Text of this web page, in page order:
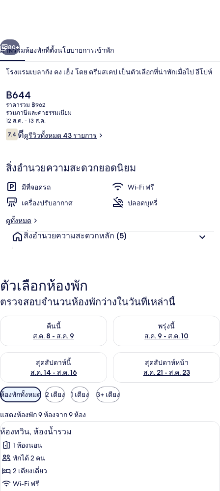
กัง
คง
เฮ็ง
โดย
ดรีมสเคป
า
ถัดไป
80+
ภาพรวมห้องพักที่ตั้งนโยบายการเข้าพัก
โรงแรมเบลากัง คง เฮ็ง โดย ดรีมสเคป เป็นตัวเลือกที่น่าพักเมื่อไป อีโปห์
ราคา
ปัจจุบัน
฿644
฿644
ราคารวม ฿962
รวมภาษีและค่าธรรมเนียม
12 ส.ค. - 13 ส.ค.
รีวิว
7.47.4 จาก 10
ดีดูรีวิวทั้งหมด 43 รายการ
สิ่งอำนวยความสะดวกยอดนิยม
มีที่จอดรถ
Wi-Fi ฟรี
เครื่องปรับอากาศ
ปลอดบุหรี่
ดูทั้งหมด
สิ่งอำนวยความสะดวกหลัก (5)
ตัวเลือกห้องพัก
ตรวจสอบจำนวนห้องพักว่างในวันที่เหล่านี้
คืนนี้
ส.ค. 8 - ส.ค. 9
ตรวจสอบจำนวนห้องพักว่างในคืนนี้ ส.ค. 8 - ส.ค. 9พรุ่งนี้
ส.ค. 9 - ส.ค. 10
ตรวจสอบจำนวนห้องพักว่างใน
สุดสัปดาห์นี้
ส.ค. 14 - ส.ค. 16
ตรวจสอบจำนวนห้องพักว่างในสุดสัปดาห์นี้ ส.ค. 14 - ส.ค. 16
สุดสัปดาห์หน้า
ส.ค. 21 - ส.ค. 23
ตรวจสอบจำนวนห้องพักว่างใน
ตัว
กรอง
ที่
มี
ให้
สำหรับ
ห้อง
พัก
ห้องพักทั้งหมด 2 เตียง 1 เตียง 3+ เตียง
แสดงห้องพัก 9 ห้องจาก 9 ห้อง
เปิด
ภาพถ่าย
ทั้งหมด
ของ
ห้อง
3
ห้องทวิน, ห้องน้ำรวม
1 ห้องนอน
พักได้ 2 คน
2 เตียงเดี่ยว
Wi-Fi ฟรี